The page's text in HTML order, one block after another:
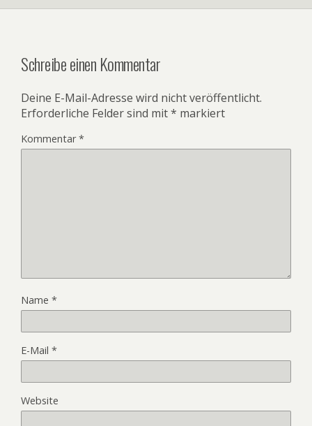
Schreibe einen Kommentar
Deine E-Mail-Adresse wird nicht veröffentlicht.
Erforderliche Felder sind mit* markiert
Kommentar*
Name *
E-Mail *
Website